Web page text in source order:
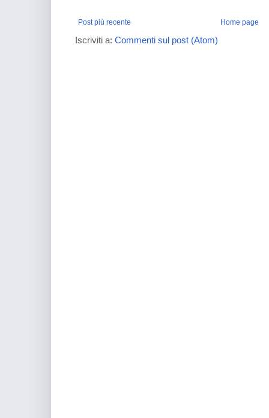
Post più recente Home page
Iscriviti a: Commenti sul post (Atom)